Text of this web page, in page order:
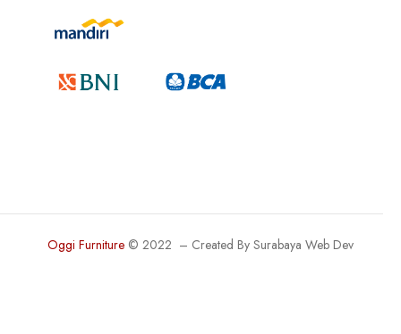
Oggi Furniture © 2022 – Created By Surabaya Web Dev